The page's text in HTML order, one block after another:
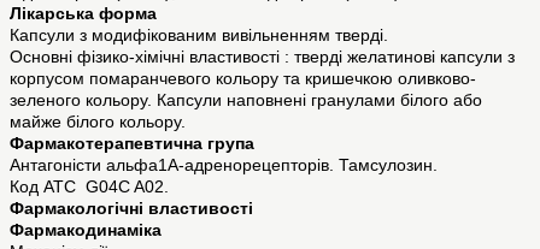
Лікарська форма
Капсули з модифікованим вивільненням тверді.
Основні фізико-хімічні властивості : тверді желатинові капсули з
корпусом помаранчевого кольору та кришечкою оливково-
зеленого кольору. Капсули наповнені гранулами білого або
майже білого кольору.
Фармакотерапевтична група
Антагоністи альфа1A-адренорецепторів. Тамсулозин.
Код АТС G04C A02.
Фармакологічні властивості
Фармакодинаміка